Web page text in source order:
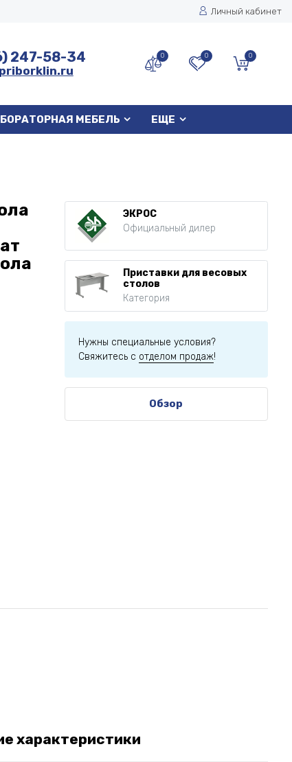
Личный кабинет
247-58-34 0 0 0
МЕБЕЛЬ ЕЩЕ
ЭКРОС
Официальный дилер
Приставки для весовых
столов
Категория
Нужны специальные условия?
Свяжитесь с отделом продаж!
Обзор
характеристики